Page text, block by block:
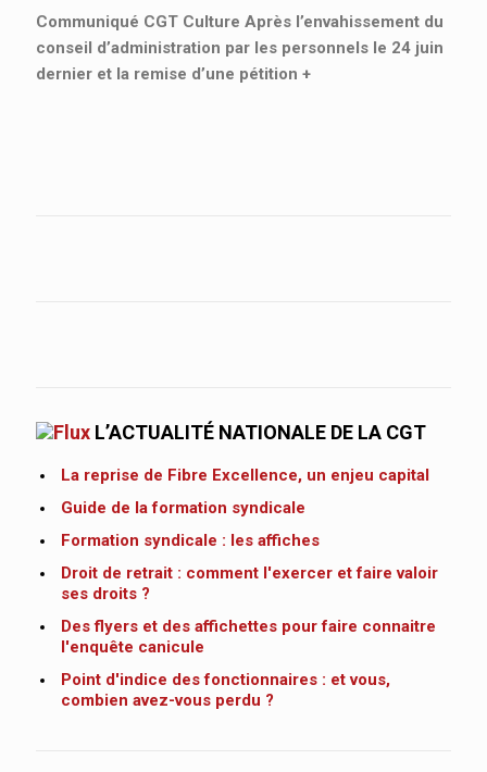
Communiqué CGT Culture Après l’envahissement du
conseil d’administration par les personnels le 24 juin
dernier et la remise d’une pétition +
L’ACTUALITÉ NATIONALE DE LA CGT
La reprise de Fibre Excellence, un enjeu capital
Guide de la formation syndicale
Formation syndicale : les affiches
Droit de retrait : comment l'exercer et faire valoir
ses droits ?
Des flyers et des affichettes pour faire connaitre
l'enquête canicule
Point d'indice des fonctionnaires : et vous,
combien avez-vous perdu ?